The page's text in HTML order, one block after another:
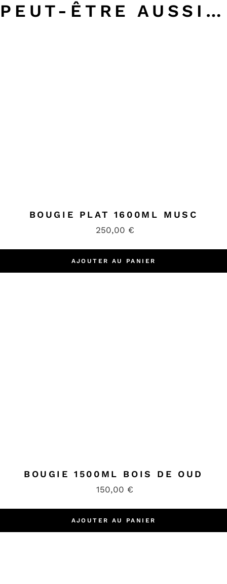
PEUT-ÊTRE AUSSI…
BOUGIE PLAT 1600ML MUSC
250,00 €
AJOUTER AU PANIER
BOUGIE 1500ML BOIS DE OUD
150,00 €
AJOUTER AU PANIER